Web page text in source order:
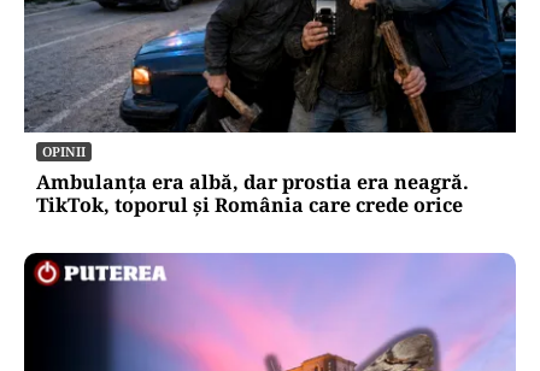
OPINII
Ambulanța era albă, dar prostia era neagră.
TikTok, toporul și România care crede orice